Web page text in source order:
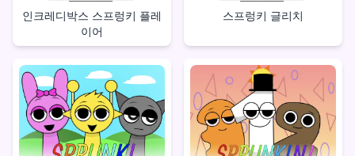
인크레디박스 스프렁키 플레
이어
스프렁키 글리치